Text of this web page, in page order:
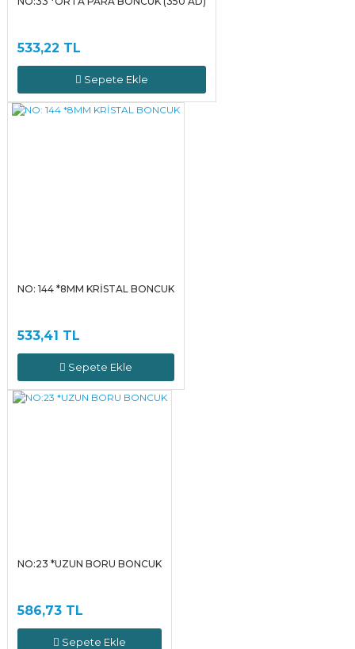
533,22 TL
Sepete Ekle
NO: 144 *8MM KRİSTAL BONCUK
533,41 TL
Sepete Ekle
NO:23 *UZUN BORU BONCUK
586,73 TL
Sepete Ekle